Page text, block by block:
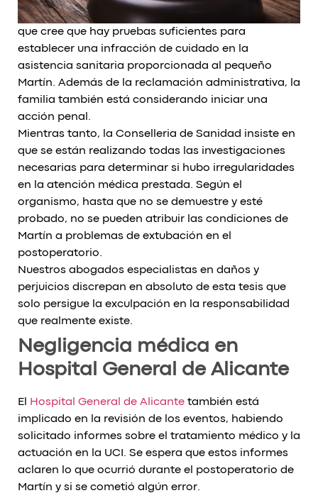
que cree que hay pruebas suficientes para
establecer una infracción de cuidado en la
asistencia sanitaria proporcionada al pequeño
Martín. Además de la reclamación administrativa, la
familia también está considerando iniciar una
acción penal.
Mientras tanto, la Conselleria de Sanidad insiste en
que se están realizando todas las investigaciones
necesarias para determinar si hubo irregularidades
en la atención médica prestada. Según el
organismo, hasta que no se demuestre y esté
probado, no se pueden atribuir las condiciones de
Martín a problemas de extubación en el
postoperatorio.
Nuestros abogados especialistas en daños y
perjuicios discrepan en absoluto de esta tesis que
solo persigue la exculpación en la responsabilidad
que realmente existe.
Negligencia médica en
Hospital General de Alicante
El Hospital General de Alicante también está
implicado en la revisión de los eventos, habiendo
solicitado informes sobre el tratamiento médico y la
actuación en la UCI. Se espera que estos informes
aclaren lo que ocurrió durante el postoperatorio de
Martín y si se cometió algún error.